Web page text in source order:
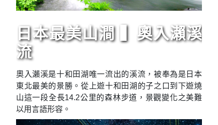
日本最美山澗 ▍奧入瀨溪
流
奧入瀨溪是十和田湖唯一流出的溪流，被奉為是日本
東北最美的景勝。從上遊十和田湖的子之口到下遊燒
山這一段全長14.2公里的森林步道，景觀變化之美難
以用言語形容。